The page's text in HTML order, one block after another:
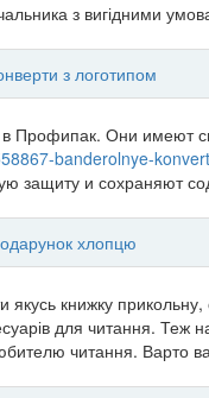
з вигідними
з логотипом
Профипак. Они имеют
banderolnye-
защиту и сохраняют
хлопцю
книжку прикольну,
для читання. Теж на
читання. Варто